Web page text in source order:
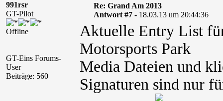
991rsr
GT-Pilot
Offline
GT-Eins Forums-
User
Beiträge: 560
Re: Grand Am 2013
Antwort #7 - 18.03.13 um 20:44:36
Aktuelle Entry List
Motorsports Park
Media Dateien und
Signaturen sind nur